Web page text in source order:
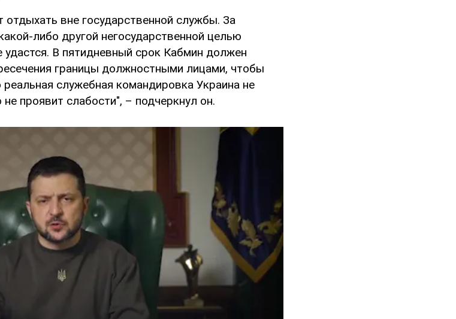
отдыхать вне государственной службы. За
либо другой негосударственной целью
В пятидневный срок Кабмин должен
границы должностными лицами, чтобы
служебная командировка Украина не
проявит слабости", – подчеркнул он.